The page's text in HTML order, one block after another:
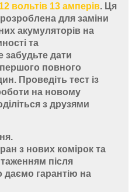
вольтів 13 амперів. Ця
для заміни
акумуляторів на
та
забудьте дати
повного
Проведіть тест із
на новому
з друзями
з нових комірок та
після
гарантію на